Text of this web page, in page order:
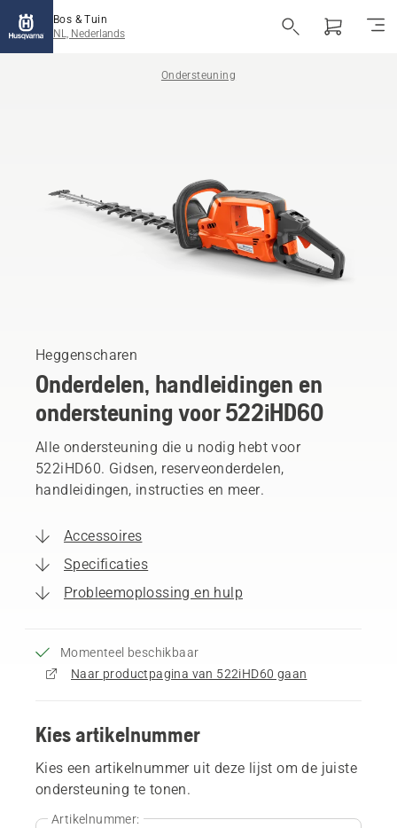
Bos & Tuin
NL, Nederlands
Ondersteuning
Heggenscharen
Onderdelen, handleidingen en
ondersteuning voor 522iHD60
Alle ondersteuning die u nodig hebt voor
522iHD60. Gidsen, reserveonderdelen,
handleidingen, instructies en meer.
Accessoires
Specificaties
Probleemoplossing en hulp
Momenteel beschikbaar
Naar productpagina van 522iHD60 gaan
Kies artikelnummer
Kies een artikelnummer uit deze lijst om de juiste
ondersteuning te tonen.
Artikelnummer: